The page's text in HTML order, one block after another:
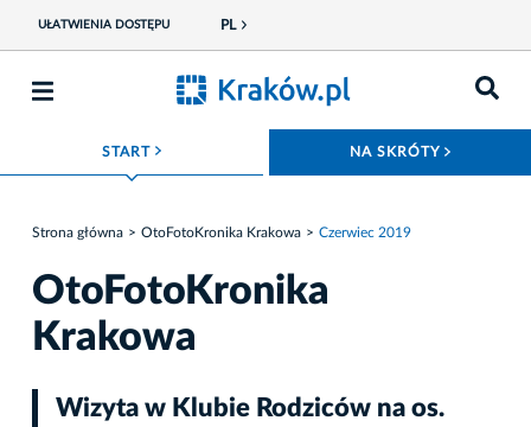
UŁATWIENIA DOSTĘPU PL
START ROZWIŃ MENU NA SKRÓTY
Strona główna OtoFotoKronika Krakowa Czerwiec 2019
OtoFotoKronika
Krakowa
Wizyta w Klubie Rodziców na os.